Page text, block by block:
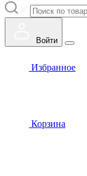
Войти
Избранное
Корзина